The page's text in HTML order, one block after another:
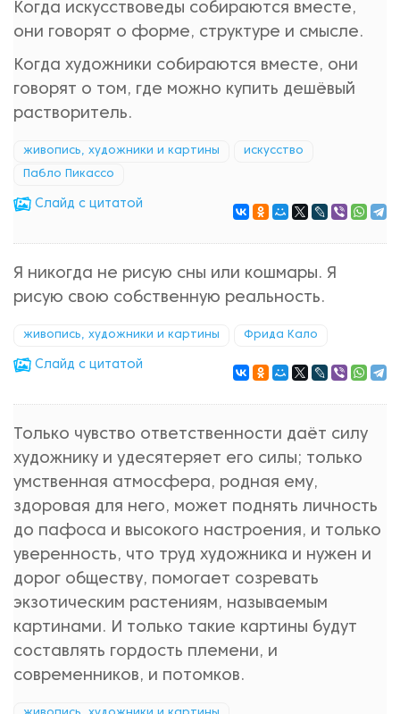
Когда искусствоведы собираются вместе,
они говорят о форме, структуре и смысле.
Когда художники собираются вместе, они
говорят о том, где можно купить дешёвый
растворитель.
живопись, художники и картины искусство
Пабло Пикассо
Cлайд с цитатой
Я никогда не рисую сны или кошмары. Я
рисую свою собственную реальность.
живопись, художники и картины Фрида Кало
Cлайд с цитатой
Только чувство ответственности даёт силу
художнику и удесятеряет его силы; только
умственная атмосфера, родная ему,
здоровая для него, может поднять личность
до пафоса и высокого настроения, и только
уверенность, что труд художника и нужен и
дорог обществу, помогает созревать
экзотическим растениям, называемым
картинами. И только такие картины будут
составлять гордость племени, и
современников, и потомков.